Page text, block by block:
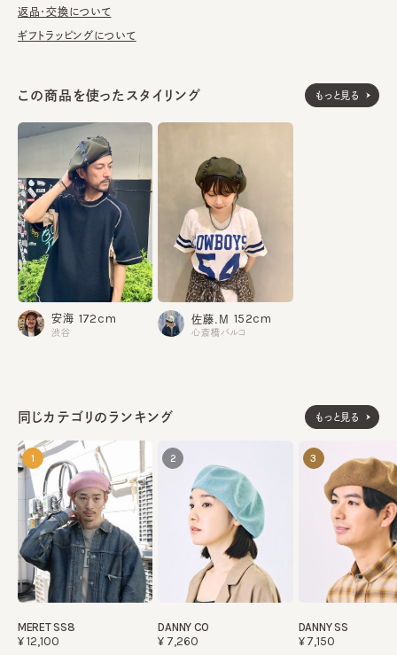
洗濯不可。汚れにつきましては、帽子が汚れてしまう前の対策と
素材
本体：綿75% ポリエステル25%
部分：ウール100%
部分：レーヨン100%
部分：合成皮革
生産国 made in JAPAN
返品・交換について
ギフトラッピングについて
同じカテゴリのランキング もっと見る
1
MERET SS8
¥12,100
2
DANNY CO
¥7,260
3
DANNY SS
¥7,150
この商品を使ったスタイリング もっと見る
安海 172cm
渋谷
佐藤.M 152cm
心斎橋パルコ